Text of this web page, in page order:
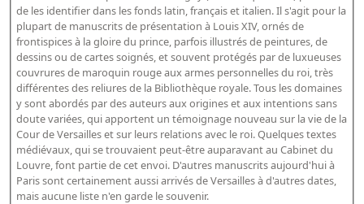
de les identifier dans les fonds latin, français et italien. Il s'agit pour la
plupart de manuscrits de présentation à Louis XIV, ornés de
frontispices à la gloire du prince, parfois illustrés de peintures, de
dessins ou de cartes soignés, et souvent protégés par de luxueuses
couvrures de maroquin rouge aux armes personnelles du roi, très
différentes des reliures de la Bibliothèque royale. Tous les domaines
y sont abordés par des auteurs aux origines et aux intentions sans
doute variées, qui apportent un témoignage nouveau sur la vie de la
Cour de Versailles et sur leurs relations avec le roi. Quelques textes
médiévaux, qui se trouvaient peut-être auparavant au Cabinet du
Louvre, font partie de cet envoi. D'autres manuscrits aujourd'hui à
Paris sont certainement aussi arrivés de Versailles à d'autres dates,
mais aucune liste n'en garde le souvenir.